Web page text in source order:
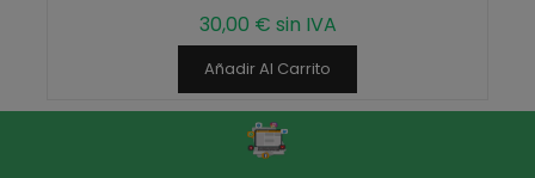
30,00 € sin IVA
Añadir Al Carrito